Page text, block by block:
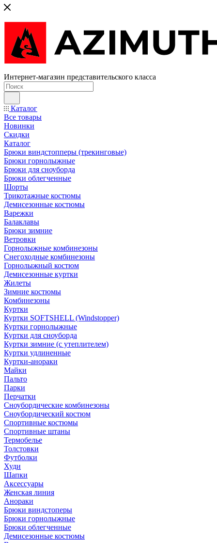
Интернет-магазин представительского класса
Каталог
Все товары
Новинки
Скидки
Каталог
Брюки виндстопперы (трекинговые)
Брюки горнолыжные
Брюки для сноуборда
Брюки облегченные
Шорты
Трикотажные костюмы
Демисезонные костюмы
Варежки
Балаклавы
Брюки зимние
Ветровки
Горнолыжные комбинезоны
Снегоходные комбинезоны
Горнолыжный костюм
Демисезонные куртки
Жилеты
Зимние костюмы
Комбинезоны
Куртки
Куртки SOFTSHELL (Windstopper)
Куртки горнолыжные
Куртки для сноуборда
Куртки зимние (с утеплителем)
Куртки удлиненные
Куртки-анораки
Майки
Пальто
Парки
Перчатки
Сноубордические комбинезоны
Сноубордический костюм
Спортивные костюмы
Спортивные штаны
Термобелье
Толстовки
Футболки
Худи
Шапки
Аксессуары
Женская линия
Анораки
Брюки виндстоперы
Брюки горнолыжные
Брюки облегченные
Демисезонные костюмы